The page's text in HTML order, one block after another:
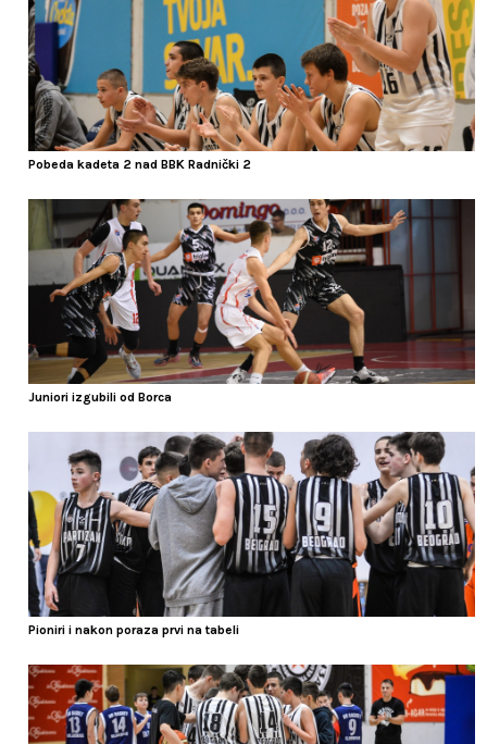
Pobeda kadeta 2 nad BBK Radnički 2
Juniori izgubili od Borca
Pioniri i nakon poraza prvi na tabeli